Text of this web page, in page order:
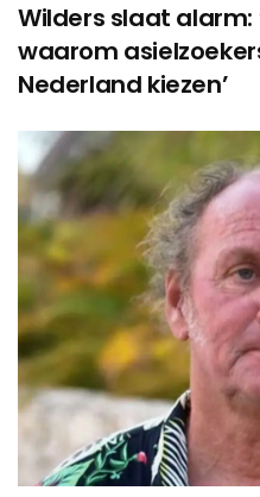
Wilders slaat alarm:
waarom
Nederland kiezen’